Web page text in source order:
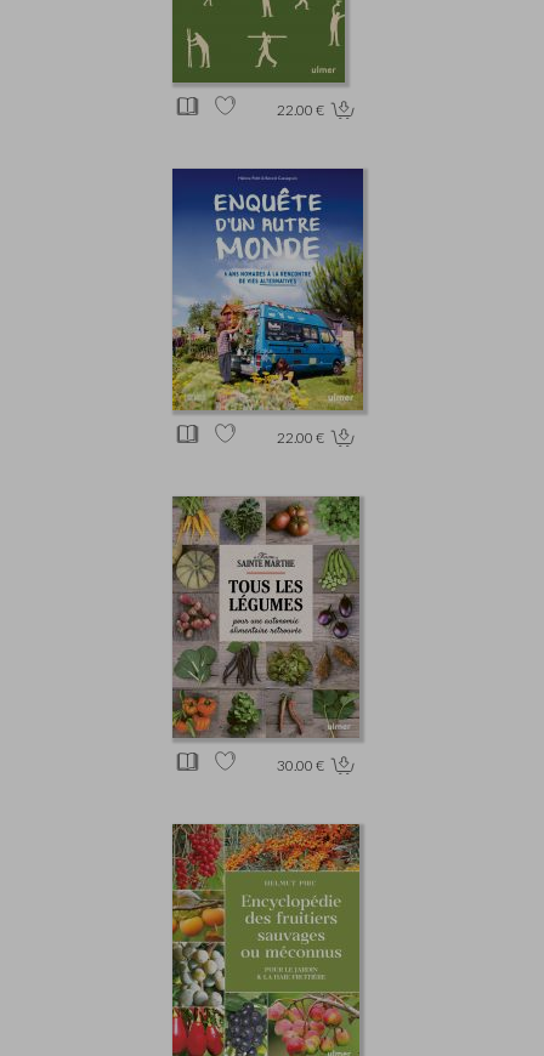
22.00 €
22.00 €
30.00 €